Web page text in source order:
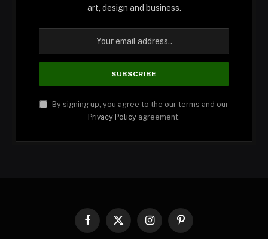
art, design and business.
By signing up, you agree to the our terms and our
Privacy Policy agreement.
Facebook
X
InstagramPinterest